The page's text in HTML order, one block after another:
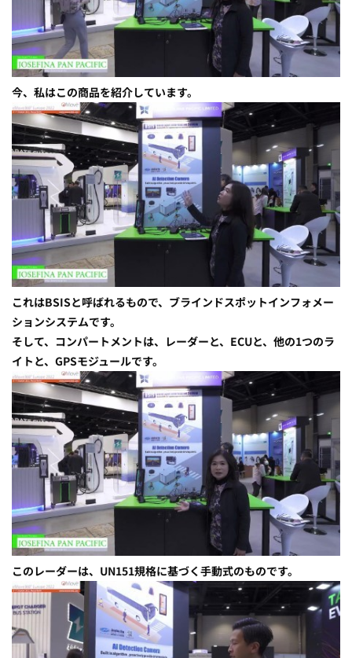
今、私はこの商品を紹介しています。
これはBSISと呼ばれるもので、ブラインドスポットインフォメー
ションシステムです。
そして、コンパートメントは、レーダーと、ECUと、他の1つのラ
イトと、GPSモジュールです。
このレーダーは、UN151規格に基づく手動式のものです。